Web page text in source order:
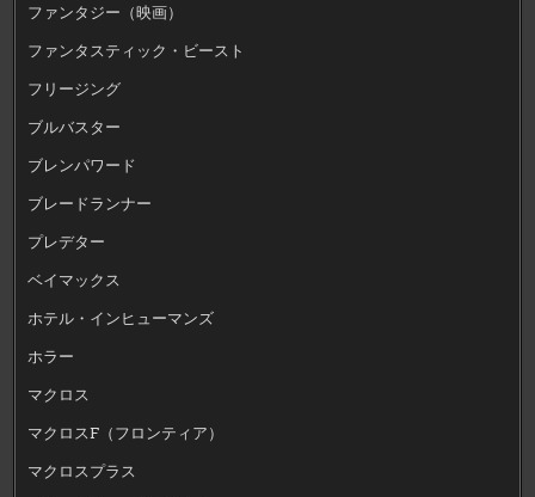
ファンタジー（映画）
ファンタスティック・ビースト
フリージング
ブルバスター
ブレンパワード
ブレードランナー
プレデター
ベイマックス
ホテル・インヒューマンズ
ホラー
マクロス
マクロスF（フロンティア）
マクロスプラス